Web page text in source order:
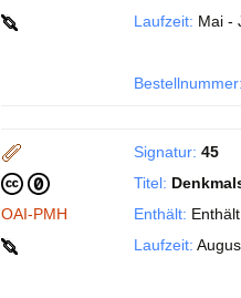
Laufzeit: Mai -
Bestellnummer:
OAI-PMH
Signatur: 45
Titel:
Enthält:
Laufzeit: